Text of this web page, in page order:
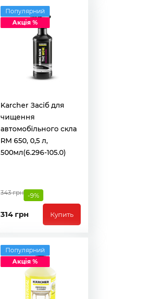
Популярний
Акція %
Karcher Засіб для
чищення
автомобільного скла
RM 650, 0,5 л,
500мл(6.296-105.0)
343 грн -9%
314 грн Купить
Популярний
Акція %